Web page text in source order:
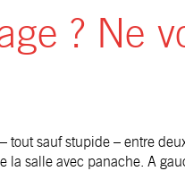
? Ne
tout sauf stupide – entre
la salle avec panache. A